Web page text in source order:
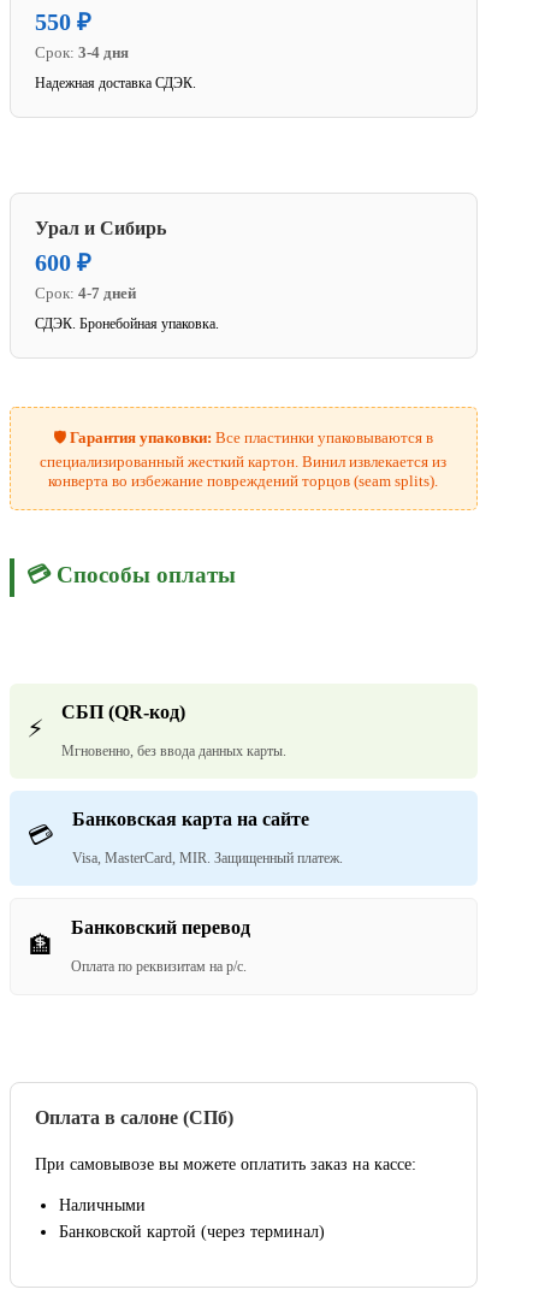
550 ₽
Срок: 3-4 дня
Надежная доставка СДЭК.
Урал и Сибирь
600 ₽
Срок: 4-7 дней
СДЭК. Бронебойная упаковка.
🛡️Гарантия упаковки: Все пластинки упаковываются в
специализированный жесткий картон. Винил извлекается из
конверта во избежание повреждений торцов (seam splits).
💳 Способы оплаты
⚡
СБП (QR-код)
Мгновенно, без ввода данных карты.
💳
Банковская карта на сайте
Visa, MasterCard, MIR. Защищенный платеж.
🏦
Банковский перевод
Оплата по реквизитам на р/с.
Оплата в салоне (СПб)
При самовывозе вы можете оплатить заказ на кассе:
Наличными
Банковской картой (через терминал)